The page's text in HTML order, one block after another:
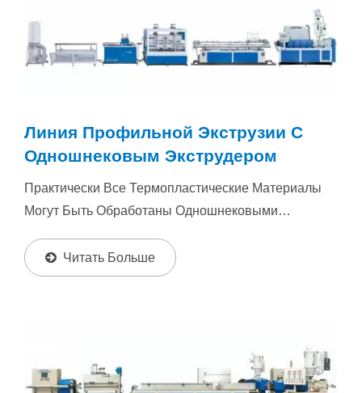
Линия Профильной Экструзии С
Одношнековым Экструдером
Практически Все Термопластические Материалы
Могут Быть Обработаны Одношнековыми
Читать Больше